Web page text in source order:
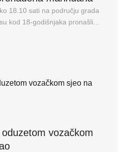
18.10 sati na području grada
kod 18-godišnjaka pronašli...
vozačkom